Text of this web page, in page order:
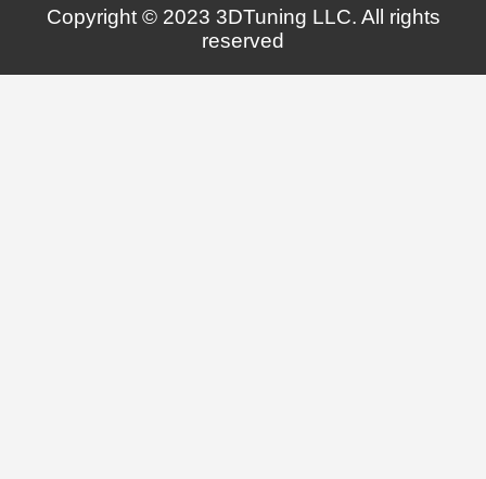
Copyright © 2023 3DTuning LLC. All rights
reserved